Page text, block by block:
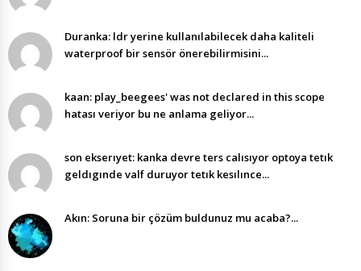
Duranka: ldr yerine kullanılabilecek daha kaliteli
waterproof bir sensör önerebilirmisini...
kaan: play_beegees' was not declared in this scope
hatası veriyor bu ne anlama geliyor...
son ekserıyet: kanka devre ters calısıyor optoya tetık
geldıgınde valf duruyor tetık kesılınce...
Akın: Soruna bir çözüm buldunuz mu acaba?...